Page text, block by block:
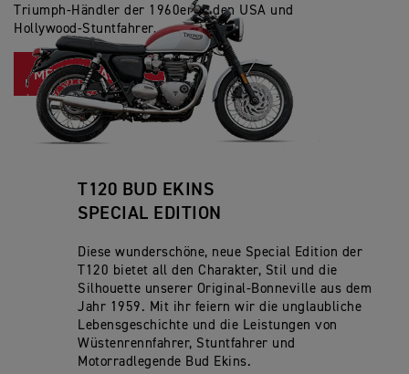
Triumph-Händler der 1960er in den USA und
Hollywood-Stuntfahrer.
MEHR ERFAHREN
T120 BUD EKINS
SPECIAL EDITION
Diese wunderschöne, neue Special Edition der
T120 bietet all den Charakter, Stil und die
Silhouette unserer Original-Bonneville aus dem
Jahr 1959. Mit ihr feiern wir die unglaubliche
Lebensgeschichte und die Leistungen von
Wüstenrennfahrer, Stuntfahrer und
Motorradlegende Bud Ekins.